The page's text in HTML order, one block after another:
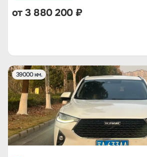
от3 880 200₽
39000 км.